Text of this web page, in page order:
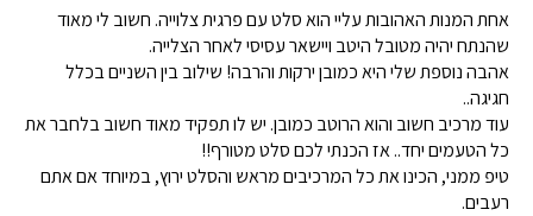
אחת המנות האהובות עליי הוא סלט עם פרגית צלוייה. חשוב לי מאוד
שהנתח יהיה מטובל היטב ויישאר עסיסי לאחר הצלייה.
אהבה נוספת שלי היא כמובן ירקות והרבה! שילוב בין השניים בכלל
חגיגה..
עוד מרכיב חשוב והוא הרוטב כמובן. יש לו תפקיד מאוד חשוב בלחבר את
כל הטעמים יחד.. אז הכנתי לכם סלט מטורף!!
טיפ ממני, הכינו את כל המרכיבים מראש והסלט ירוץ, במיוחד אם אתם
רעבים.